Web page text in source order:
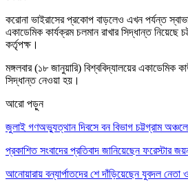
করোনা ভাইরাসের প্রকোপ বাড়লেও এখন পর্যন্ত
একাডেমিক কার্যক্রম চলমান রাখার সিদ্ধান্ত নিয়েছে
কর্তৃপক্ষ।
মঙ্গলবার (১৮ জানুয়ারি) বিশ্ববিদ্যালয়ের একাডেমিক
সিদ্ধান্ত নেওয়া হয়।
আরো পড়ুন
জুলাই গণঅভ্যুত্থান দিবসে বন বিভাগ চট্টগ্রাম
প্রকাশিত সংবাদের প্রতিবাদ জানিয়েছেন ফরেস্টার
আনোয়ারায় বন্যার্পাতদের শে দাঁড়িয়েছেন যুবদল নেতা